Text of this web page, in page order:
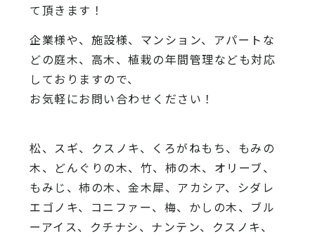
て頂きます！
企業様や、施設様、マンション、アパートな
どの庭木、高木、植栽の年間管理なども対応
しておりますので、
お気軽にお問い合わせください！
松、スギ、クスノキ、くろがねもち、もみの
木、どんぐりの木、竹、柿の木、オリーブ、
もみじ、柿の木、金木犀、アカシア、シダレ
エゴノキ、コニファー、梅、かしの木、ブル
ーアイス、クチナシ、ナンテン、クスノキ、